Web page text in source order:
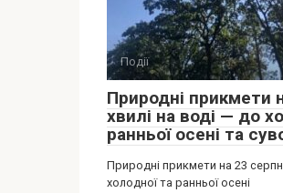
Події
Природні прикмети
хвилі на воді — до
ранньої осені та
Природні прикмети на 23
холодної та ранньої осені